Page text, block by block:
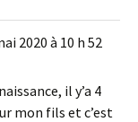
2020 à 10 h 52
il y’a 4
mon fils et c’est